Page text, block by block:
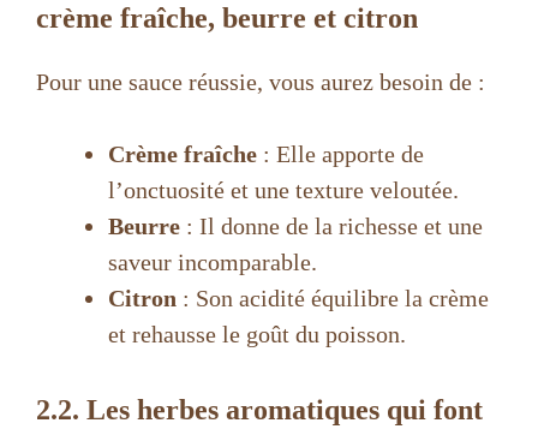
crème fraîche, beurre et citron
Pour une sauce réussie, vous aurez besoin de :
Crème fraîche : Elle apporte de
l’onctuosité et une texture veloutée.
Beurre : Il donne de la richesse et une
saveur incomparable.
Citron : Son acidité équilibre la crème
et rehausse le goût du poisson.
2.2. Les herbes aromatiques qui font